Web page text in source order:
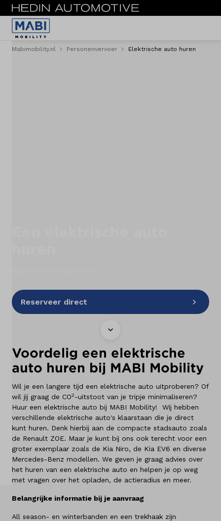
Menu
Vestigingen
Merken
Diensten
Over ons
Kennis & advies
Mabimobility.nl Personenvervoer Elektrische auto huren
Reserveer direct
Voordelig een elektrische
auto huren bij MABI Mobility
Wil je een langere tijd een elektrische auto uitproberen? Of
wil jij graag de CO2-uitstoot van je tripje minimaliseren?
Huur een elektrische auto bij MABI Mobility! Wij hebben
verschillende elektrische auto's klaarstaan die je direct
kunt huren. Denk hierbij aan de compacte stadsauto zoals
de Renault ZOE. Maar je kunt bij ons ook terecht voor een
groter exemplaar zoals de Kia Niro, de Kia EV6 en diverse
Mercedes-Benz modellen. We geven je graag advies over
het huren van een elektrische auto en helpen je op weg
met vragen over het opladen, de actieradius en meer.
Belangrijke informatie bij je aanvraag
All season- en winterbanden en een trekhaak zijn